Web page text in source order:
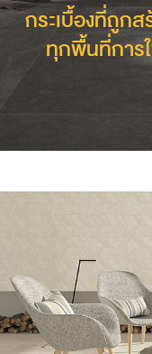
กระเบื้องที่ถูก
ทุกพื้นที่การ